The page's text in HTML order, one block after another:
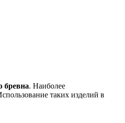
бревна. Наиболее
таких изделий в